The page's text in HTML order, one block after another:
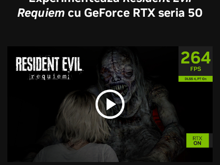
Requiem cu GeForce RTX seria 50